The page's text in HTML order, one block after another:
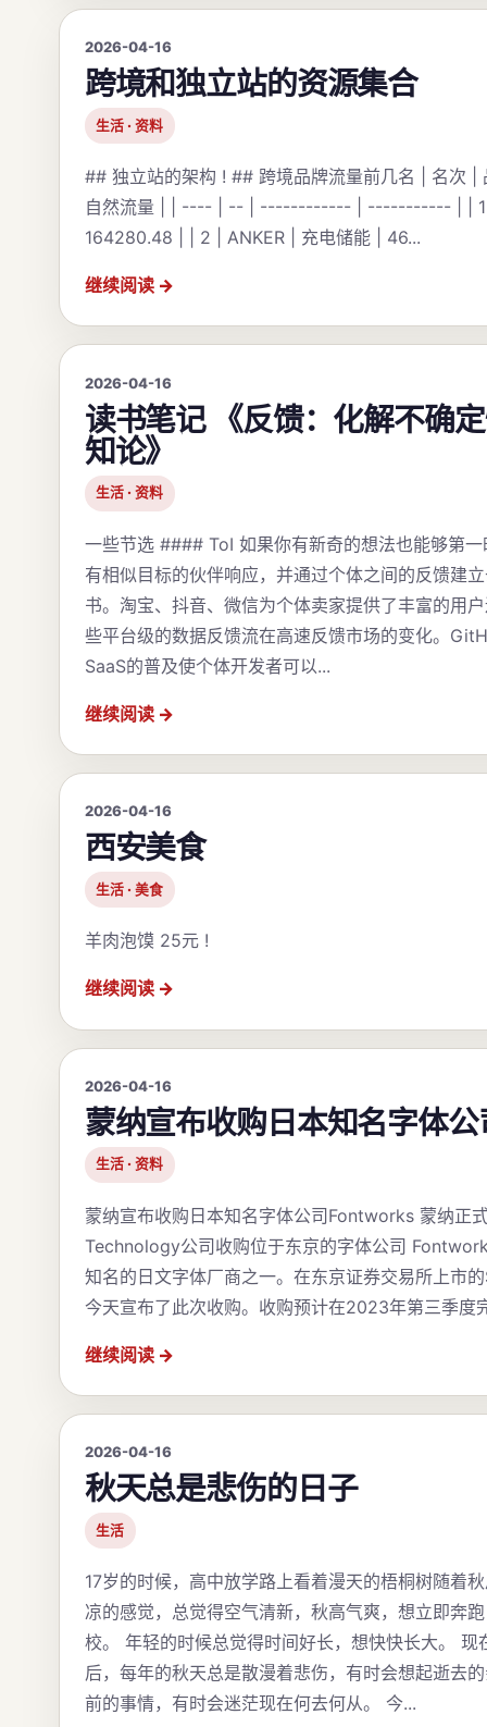
2026-04-16
跨境和独立站的资源集合
生活 · 资料
## 独立站的架构 ! ## 跨境品牌流量前几名 | 名次 |
自然流量 | | ---- | -- | ------------ | ----------- | | 1
164280.48 | | 2 | ANKER | 充电储能 | 46...
继续阅读
2026-04-16
读书笔记 《反馈：化解不确
知论》
生活 · 资料
一些节选 #### ToI 如果你有新奇的想法也能够第一
有相似目标的伙伴响应，并通过个体之间的反馈建
书。淘宝、抖音、微信为个体卖家提供了丰富的用
些平台级的数据反馈流在高速反馈市场的变化。
SaaS的普及使个体开发者可以...
继续阅读
2026-04-16
西安美食
生活 · 美食
羊肉泡馍 25元 !
继续阅读
2026-04-16
蒙纳宣布收购日本知名字体公
生活 · 资料
蒙纳宣布收购日本知名字体公司Fontworks 蒙纳正
Technology公司收购位于东京的字体公司
知名的日文字体厂商之一。在东京证券交易所上市
今天宣布了此次收购。收购预计在2023年第三季度
继续阅读
2026-04-16
秋天总是悲伤的日子
生活
17岁的时候，高中放学路上看着漫天的梧桐树随着
凉的感觉，总觉得空气清新，秋高气爽，想立即奔
校。 年轻的时候总觉得时间好长，想快快长大。 现
后，每年的秋天总是散漫着悲伤，有时会想起逝去
前的事情，有时会迷茫现在何去何从。 今...